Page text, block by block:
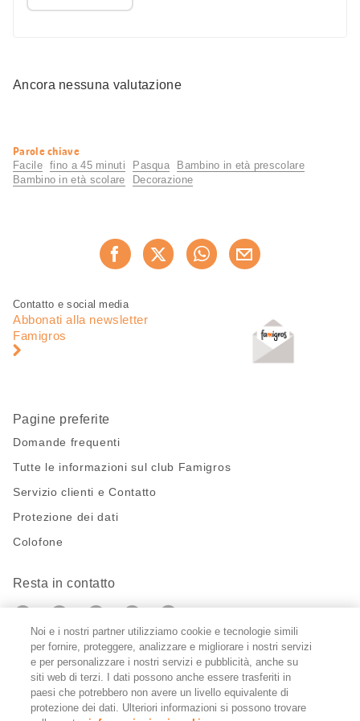
Ancora nessuna valutazione
Informazioni
utili
Parole chiave
Facile fino a 45 minuti Pasqua
Bambino in età prescolare
Bambino in età scolare
Decorazione
Consiglia ora
Piè
pagina
Navigazione
pagina
Contatto e social media
Abbonati alla newsletter
Famigros
Pagine preferite
Domande frequenti
Tutte le informazioni sul club Famigros
Servizio clienti e Contatto
Protezione dei dati
Colofone
Resta in contatto
https://twitter.com/migros?
https://www.youtube.com/user/
PinterestInstagram
Impostazioni cookie
FR IT
Noi e i nostri partner utilizziamo cookie e tecnologie simili
per fornire, proteggere, analizzare e migliorare i nostri servizi
e per personalizzare i nostri servizi e pubblicità, anche su
siti web di terzi. I dati possono anche essere trasferiti in
paesi che potrebbero non avere un livello equivalente di
protezione dei dati. Ulteriori informazioni si possono trovare